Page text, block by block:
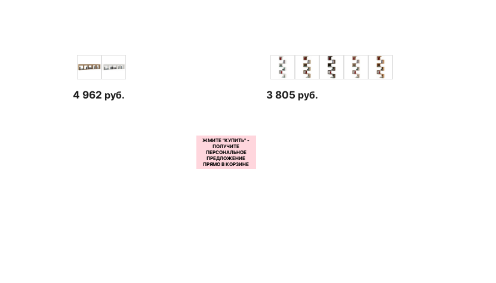
4 962 руб. 3 805 руб.